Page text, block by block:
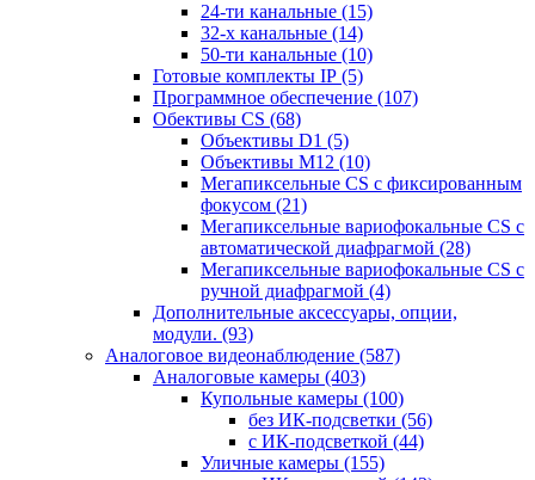
24-ти канальные (15)
32-х канальные (14)
50-ти канальные (10)
Готовые комплекты IP (5)
Программное обеспечение (107)
Обективы CS (68)
Объективы D1 (5)
Объективы M12 (10)
Мегапиксельные CS c фиксированным
фокусом (21)
Мегапиксельные вариофокальные CS c
автоматической диафрагмой (28)
Мегапиксельные вариофокальные CS c
ручной диафрагмой (4)
Дополнительные аксессуары, опции,
модули. (93)
Аналоговое видеонаблюдение (587)
Аналоговые камеры (403)
Купольные камеры (100)
без ИК-подсветки (56)
с ИК-подсветкой (44)
Уличные камеры (155)